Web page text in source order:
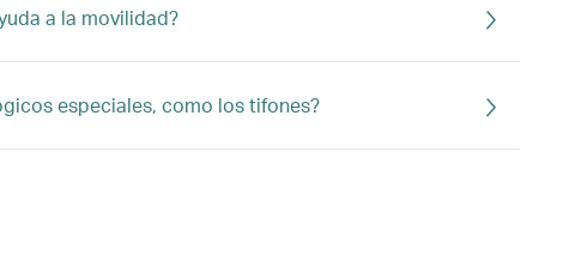
a la movilidad?
especiales, como los tifones?